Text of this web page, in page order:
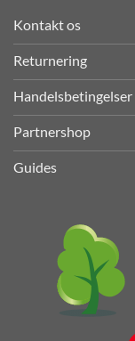
Kontakt os
Returnering
Handelsbetingelser
Partnershop
Guides